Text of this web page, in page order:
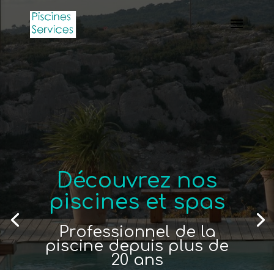
Découvrez nos
piscines et spas
Professionnel de la
piscine depuis plus de
20 ans